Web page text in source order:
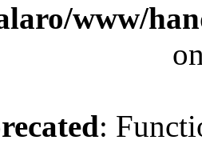
www/
: